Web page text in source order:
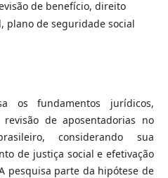
de benefício, direito
plano de seguridade social
os fundamentos jurídicos,
de aposentadorias no
considerando sua
de justiça social e efetivação
pesquisa parte da hipótese de